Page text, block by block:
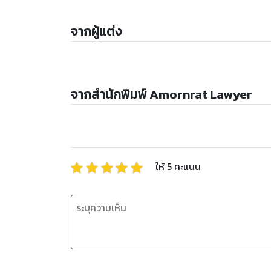
จากผู้แต่ง
จากสำนักพิมพ์ Amornrat Lawyer
ให้ 5 คะแนน